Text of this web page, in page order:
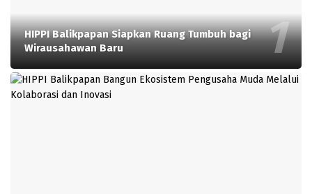
HIPPI Balikpapan Siapkan Ruang Tumbuh bagi
Wirausahawan Baru